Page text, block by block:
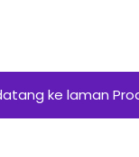
ke laman